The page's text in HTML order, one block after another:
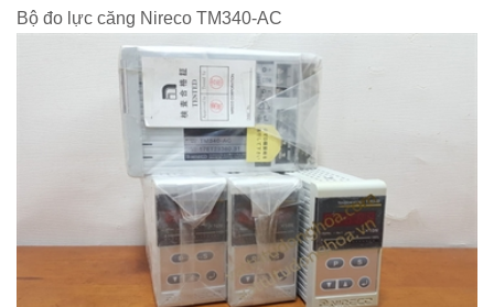
Bộ đo lực căng Nireco TM340-AC